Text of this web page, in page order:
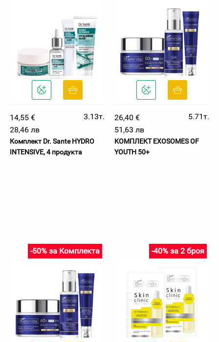
14,55 €
3.13т.
28,46 лв
Комплект Dr. Sante HYDRO
INTENSIVE, 4 продукта
26,40 €
5.71т.
51,63 лв
КОМПЛЕКТ EXOSOMES OF
YOUTH 50+
-50% за Комплекта -40% за 2 броя